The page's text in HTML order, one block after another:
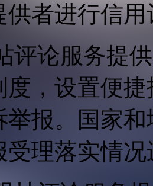
供者进行信用
评论服务提
度，设置便
举报。国家
受理落实情